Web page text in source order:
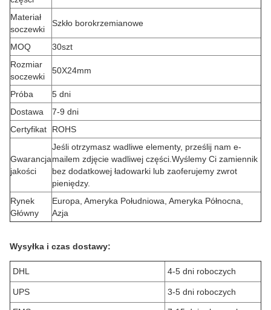
Materiał
soczewki
Szkło borokrzemianowe
MOQ
30szt
Rozmiar
soczewki
50X24mm
Próba
5 dni
Dostawa
7-9 dni
Certyfikat
ROHS
Gwarancja
jakości
Jeśli otrzymasz wadliwe elementy, prześlij nam e-
mailem zdjęcie wadliwej części.Wyślemy Ci zamiennik
bez dodatkowej ładowarki lub zaoferujemy zwrot
pieniędzy.
Rynek
Główny
Europa, Ameryka Południowa, Ameryka Północna,
Azja
Wysyłka i czas dostawy:
DHL 4-5 dni roboczych
UPS 3-5 dni roboczych